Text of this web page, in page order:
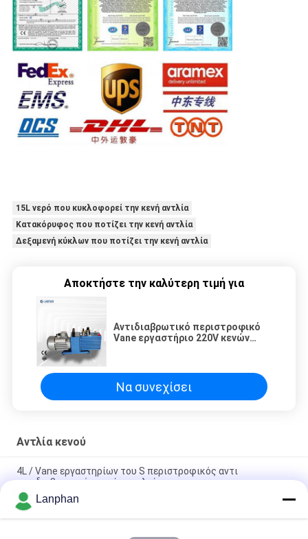
15L νερό που κυκλοφορεί την κενή αντλία
Κατακόρυφος που ποτίζει την κενή αντλία
Δεξαμενή κύκλων που ποτίζει την κενή αντλία
Αποκτήστε την καλύτερη τιμή για
Αντιδιαβρωτικό περιστροφικό
Vane εργαστήριο 220V κενών
Να συνεχίσει
Αντλία κενού
4L / Vane εργαστηρίων του S περιστροφικός αντι
αντιδιαβρωτικός κενών αντλιών
Αντιδιαβρωτικό περιστροφικό Vane εργαστήριο 220V κενών
αντλιών υψηλής θερμοκρασίας
Lanphan